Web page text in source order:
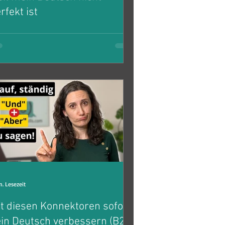
ist
die entscheidenden Faktoren für
erfolgreiche Kommunikation
diesen Konnektoren sofort
Deutsch verbessern (B2,
Lesezeit